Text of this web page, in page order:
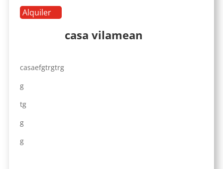
Alquiler
casa vilamean
casaefgtrgtrg
g
tg
g
g